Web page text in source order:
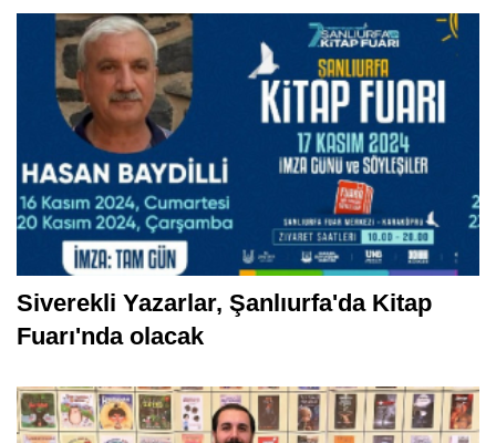
Siverekli Yazarlar, Şanlıurfa'da Kitap
Fuarı'nda olacak